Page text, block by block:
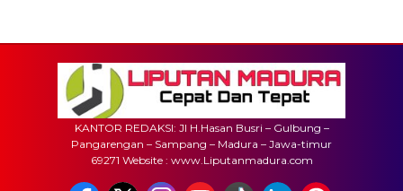
KANTOR REDAKSI: Jl H.Hasan Busri – Gulbung –
Pangarengan – Sampang – Madura – Jawa-timur
69271 Website : www.Liputanmadura.com